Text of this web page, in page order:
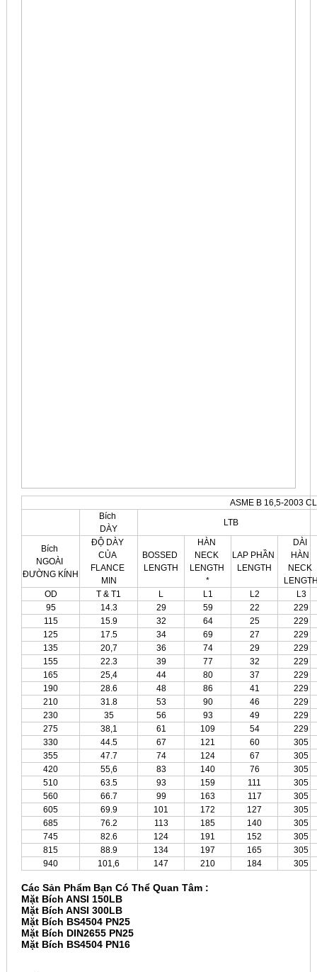
ASME B 16,5-2003
Bích
DÀY
LTB
Bích
NGOÀI
ĐƯỜNG KÍNH
ĐỘ DÀY
CỦA
FLANCE
MIN
BOSSED
LENGTH
HÀN
NECK
LENGTH
*
LAP PHẦN
LENGTH
DÀI
HÀN
NECK
OD
T & T1 L L1 L2
L3
95
14.3 29 59 22
229
115
15.9 32 64 25
229
125
17.5 34 69 27
229
135
20,7 36 74 29
229
155
22.3 39 77 32
229
165
25,4 44 80 37
229
190
28.6 48 86 41
229
210
31.8 53 90 46
229
230
35 56 93 49
229
275
38,1 61 109 54
229
330
44.5 67 121 60
305
355
47.7 74 124 67
305
420
55,6 83 140 76
305
510
63.5 93 159 111
305
560
66.7 99 163 117
305
605
69.9 101 172 127
305
685
76.2 113 185 140
305
745
82.6 124 191 152
305
815
88.9 134 197 165
305
940
101,6 147 210 184 305
Các Sản Phẩm Bạn Có Thể Quan Tâm :
Mặt Bích ANSI 150LB
Mặt Bích ANSI 300LB
Mặt Bích BS4504 PN25
Mặt Bích DIN2655 PN25
Mặt Bích BS4504 PN16